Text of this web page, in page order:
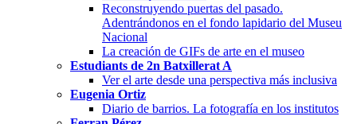
Reconstruyendo puertas del pasado.
Adentrándonos en el fondo lapidario del Museu
Nacional
La creación de GIFs de arte en el museo
Estudiants de 2n Batxillerat A
Ver el arte desde una perspectiva más inclusiva
Eugenia Ortiz
Diario de barrios. La fotografía en los institutos